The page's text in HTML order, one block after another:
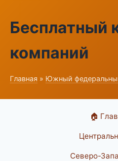
Бесплатный
компаний
Главная » Южный
🏠
Северо-